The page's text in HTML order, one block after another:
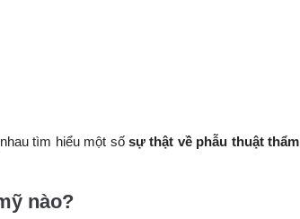
tìm hiểu một số sự thật về phẫu thuật thẩm
nào?